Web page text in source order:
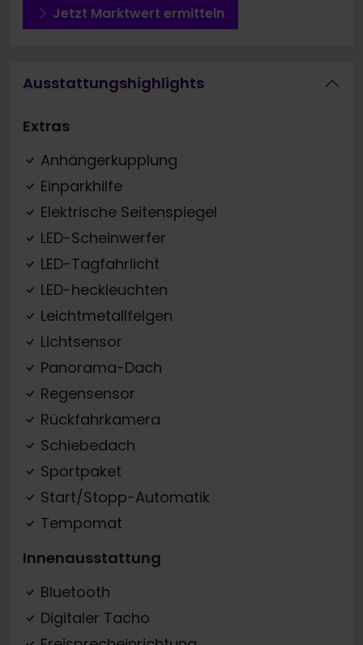
Jetzt Marktwert ermitteln
Ausstattungshighlights
Extras
Anhängerkupplung
Einparkhilfe
Elektrische Seitenspiegel
LED-Scheinwerfer
LED-Tagfahrlicht
LED-heckleuchten
Leichtmetallfelgen
Lichtsensor
Panorama-Dach
Regensensor
Rückfahrkamera
Schiebedach
Sportpaket
Start/Stopp-Automatik
Tempomat
Innenausstattung
Bluetooth
Digitaler Tacho